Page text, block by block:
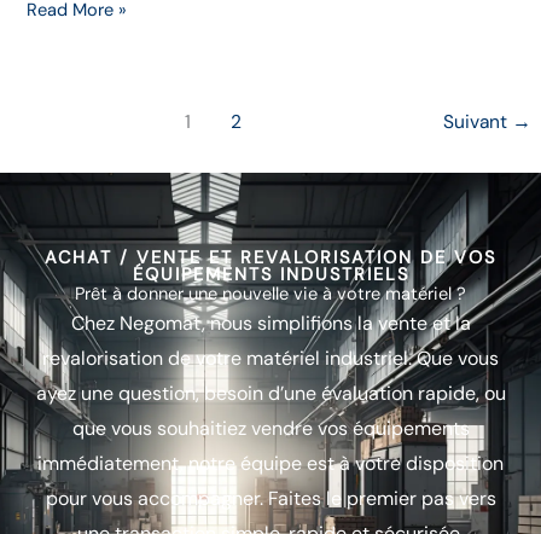
Read More »
1 2 Suivant →
ACHAT / VENTE ET REVALORISATION DE VOS
ÉQUIPEMENTS INDUSTRIELS
Prêt à donner une nouvelle vie à votre matériel ?
Chez Negomat, nous simplifions la vente et la
revalorisation de votre matériel industriel. Que vous
ayez une question, besoin d’une évaluation rapide, ou
que vous souhaitiez vendre vos équipements
immédiatement, notre équipe est à votre disposition
pour vous accompagner. Faites le premier pas vers